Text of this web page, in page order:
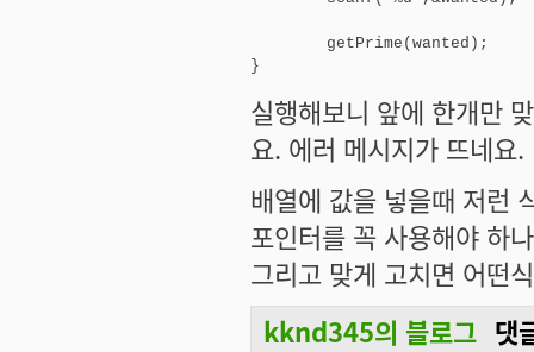
}
실행해보니 앞에 한개만
요. 에러 메시지가 뜨네요.
배열에 값을 넣을때 저런
포인터를 꼭 사용해야 하
그리고 맞게 고치면 어떤
kknd345의 블로그 댓